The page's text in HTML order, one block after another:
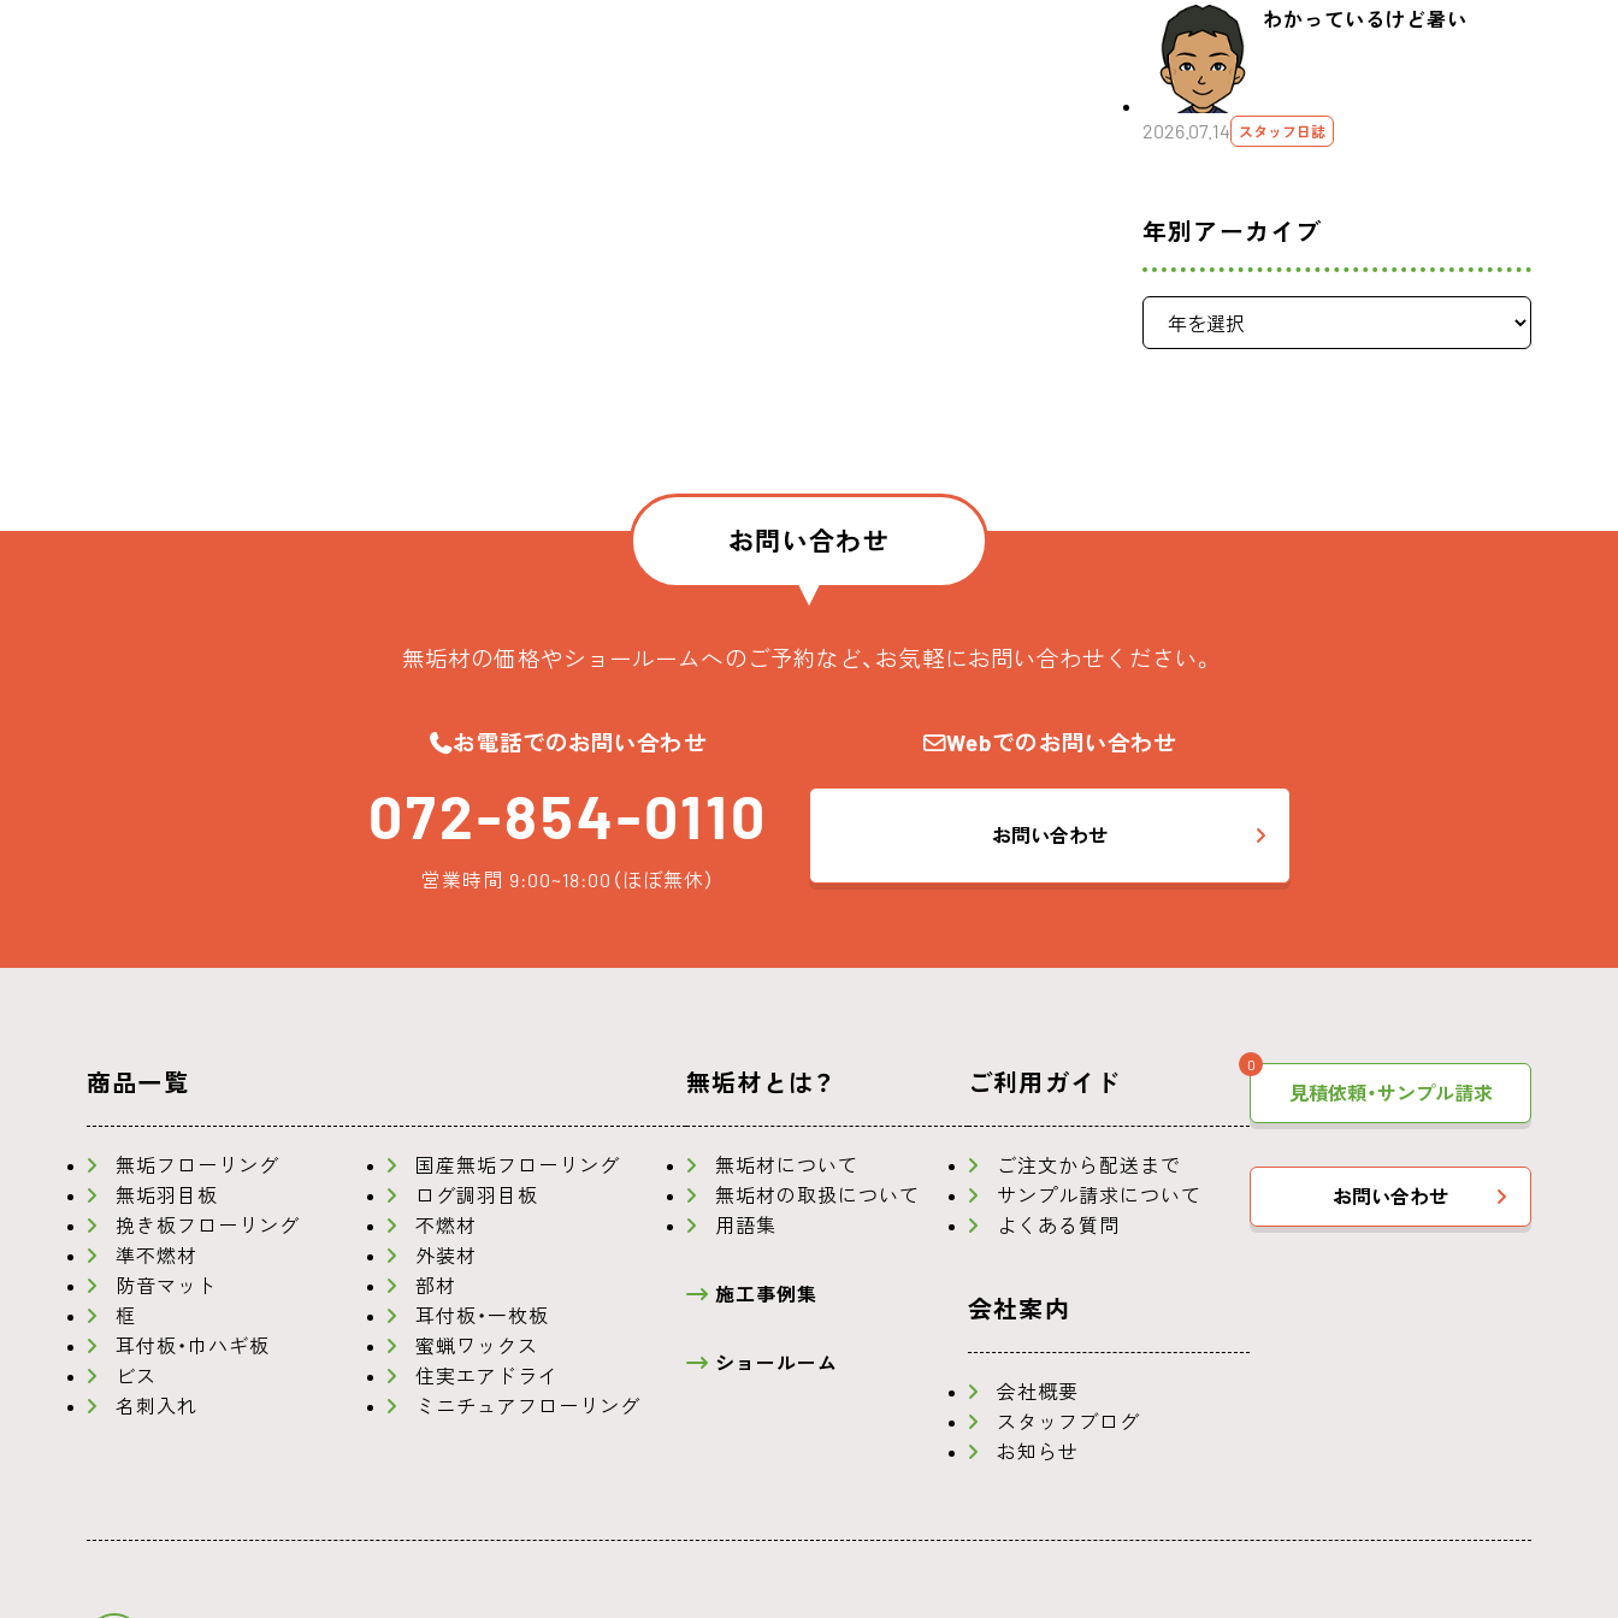
わかっているけど暑い
2026.07.14 スタッフ日誌
年別アーカイブ
お問い合わせ
無垢材の価格やショールームへのご予約など、お気軽にお問い合わせください。
お電話でのお問い合わせ
072-854-0110
営業時間 9:00~18:00（ほぼ無休）
Webでのお問い合わせ
お問い合わせ
商品一覧
無垢フローリング
国産無垢フローリング
無垢羽目板
ログ調羽目板
挽き板フローリング
不燃材
準不燃材
外装材
防音マット
部材
框
耳付板・一枚板
耳付板・巾ハギ板
蜜蝋ワックス
ビス
住実エアドライ
名刺入れ
ミニチュアフローリング
無垢材とは？
無垢材について
無垢材の取扱について
用語集
施工事例集
ショールーム
ご利用ガイド
ご注文から配送まで
サンプル請求について
よくある質問
会社案内
会社概要
スタッフブログ
お知らせ
見積依頼・サンプル請求
0
お問い合わせ